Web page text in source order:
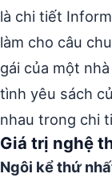
là chi tiết
làm cho câu
gái của một
tình yêu sách
nhau trong chi
Giá trị nghệ
Ngôi kể thứ